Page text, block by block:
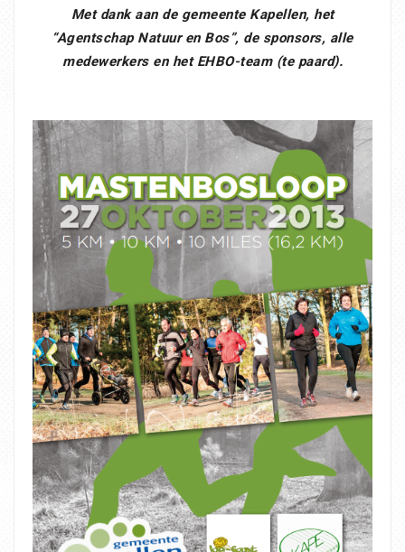
Met dank aan de gemeente Kapellen, het
“Agentschap Natuur en Bos”, de sponsors, alle
medewerkers en het EHBO-team (te paard).